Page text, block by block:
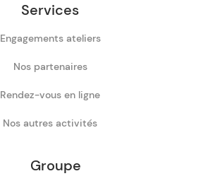
Services
Engagements ateliers
Nos partenaires
Rendez-vous en ligne
Nos autres activités
Groupe